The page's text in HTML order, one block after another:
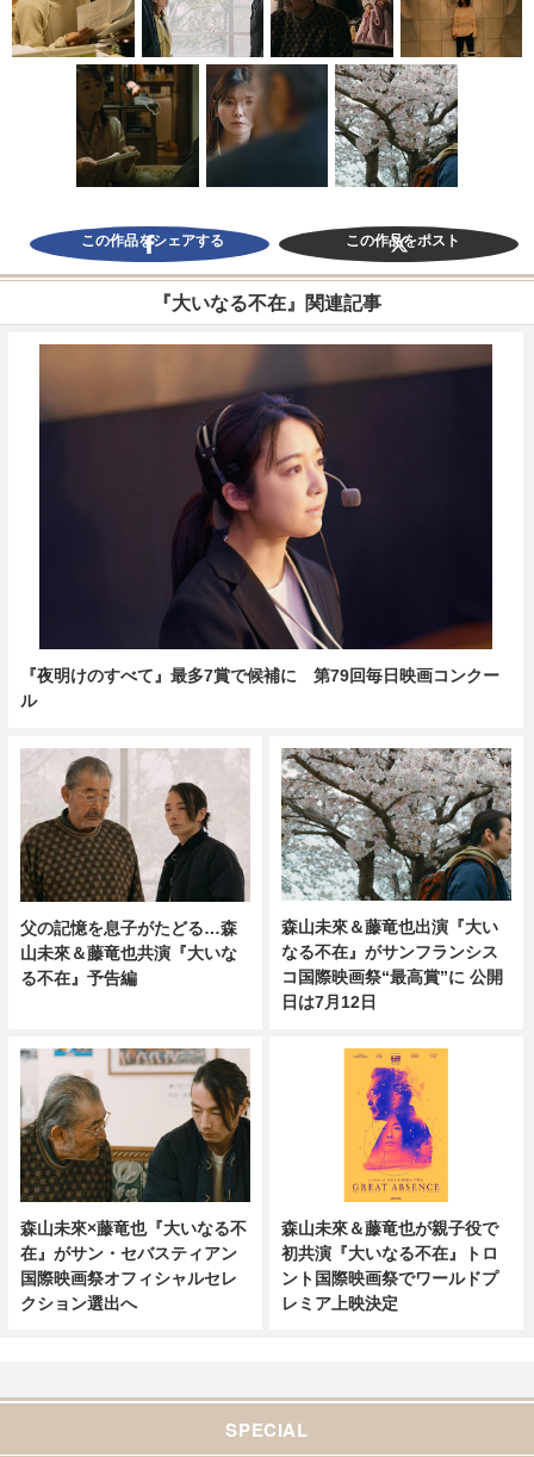
この作品をシェアする この作品をポスト
『大いなる不在』関連記事
『夜明けのすべて』最多7賞で候補に 第79回毎日映画コンクー
ル
父の記憶を息子がたどる…森
山未來＆藤竜也共演『大いな
る不在』予告編
森山未來＆藤竜也出演『大い
なる不在』がサンフランシス
コ国際映画祭“最高賞”に 公開
日は7月12日
森山未來×藤竜也『大いなる不
在』がサン・セバスティアン
国際映画祭オフィシャルセレ
クション選出へ
森山未來＆藤竜也が親子役で
初共演『大いなる不在』トロ
ント国際映画祭でワールドプ
レミア上映決定
SPECIAL